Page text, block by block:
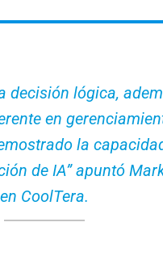
decisión lógica,
en
la
de IA” apuntó
en CoolTera.